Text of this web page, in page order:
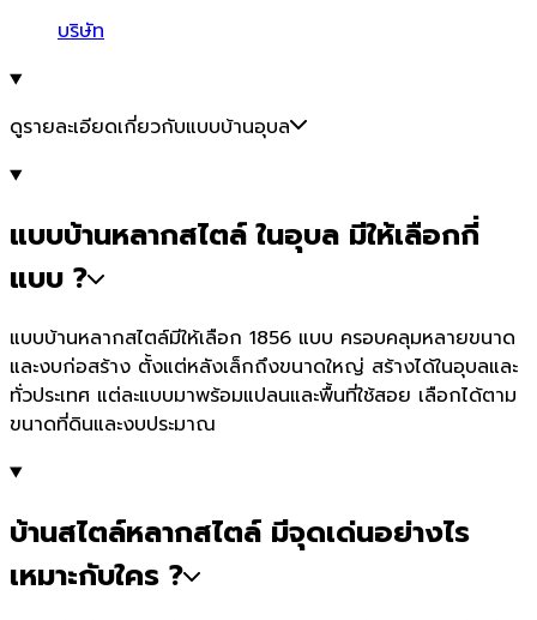
บริษัท
ดูรายละเอียดเกี่ยวกับแบบบ้านอุบล
แบบบ้านหลากสไตล์ ในอุบล มีให้เลือกกี่
แบบ ?
แบบบ้านหลากสไตล์มีให้เลือก 1856 แบบ ครอบคลุมหลายขนาด
และงบก่อสร้าง ตั้งแต่หลังเล็กถึงขนาดใหญ่ สร้างได้ในอุบลและ
ทั่วประเทศ แต่ละแบบมาพร้อมแปลนและพื้นที่ใช้สอย เลือกได้ตาม
ขนาดที่ดินและงบประมาณ
บ้านสไตล์หลากสไตล์ มีจุดเด่นอย่างไร
เหมาะกับใคร ?